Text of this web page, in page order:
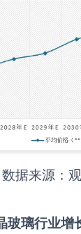
数据来源：
玻璃行业增